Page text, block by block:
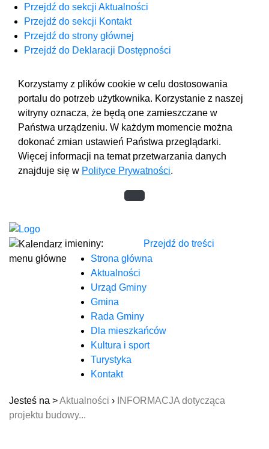
Przejdź do sekcji Aktualności
Przejdź do sekcji Kontakt
Przejdź do strony głównej
Przejdź do Deklaracji Dostępności
Korzystamy z plików cookie w celu dostosowania
portalu do potrzeb użytkownika. Korzystanie z naszej
witryny oznacza, że będą one zamieszczane w
Państwa urządzeniu. W każdym momencie można
dokonać zmian ustawień Państwa przeglądarki.
Więcej informacji na temat przetwarzania danych
znajduje się w Polityce Prywatności.
imieniny:
Przejdź do treści
menu główne
Strona główna
Aktualności
Urząd Gminy
Gmina
Rada Gminy
Dla mieszkańców
Kultura i sport
Turystyka
Kontakt
Jesteś na >Aktualności › INFORMACJA dotycząca
projektu budowy...